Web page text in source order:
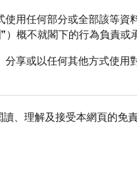
用任何部分或全部該等資
）概不就閣下的行為負責或
享或以任何其他方式使用
、理解及接受本網頁的免